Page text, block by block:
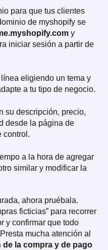
para que tus clientes
de myshopify se
y
iniciar sesión a partir de
eligiendo un tema y
a tu tipo de negocio.
su descripción, precio,
desde la página de
control.
a la hora de agregar
similar y modificar la
ahora pruébala.
ficticias” para recorrer
y confirmar que todo
mucha atención al
la compra y de pago